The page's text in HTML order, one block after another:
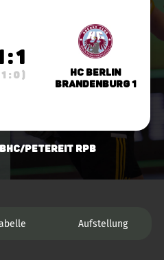
: 1
1 : 0 )
HC Berlin
Brandenburg 1
Petereit RPB
Aufstellung